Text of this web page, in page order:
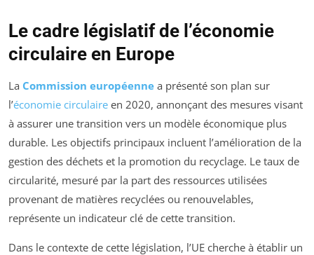
Le cadre législatif de l’économie
circulaire en Europe
La Commission européenne a présenté son plan sur
l’économie circulaire en 2020, annonçant des mesures visant
à assurer une transition vers un modèle économique plus
durable. Les objectifs principaux incluent l’amélioration de la
gestion des déchets et la promotion du recyclage. Le taux de
circularité, mesuré par la part des ressources utilisées
provenant de matières recyclées ou renouvelables,
représente un indicateur clé de cette transition.
Dans le contexte de cette législation, l’UE cherche à établir un